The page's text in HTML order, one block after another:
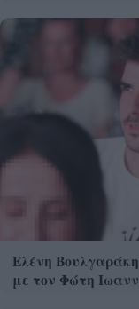
Ελένη
με τον Φώτη